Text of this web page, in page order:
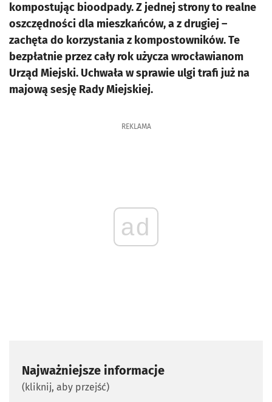
kompostując bioodpady. Z jednej strony to realne
oszczędności dla mieszkańców, a z drugiej –
zachęta do korzystania z kompostowników. Te
bezpłatnie przez cały rok użycza wrocławianom
Urząd Miejski. Uchwała w sprawie ulgi trafi już na
majową sesję Rady Miejskiej.
REKLAMA
ad
Najważniejsze informacje
(kliknij, aby przejść)